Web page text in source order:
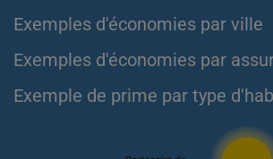
Exemples d'économies par ville
Exemples d'économies par
Exemple de prime par type